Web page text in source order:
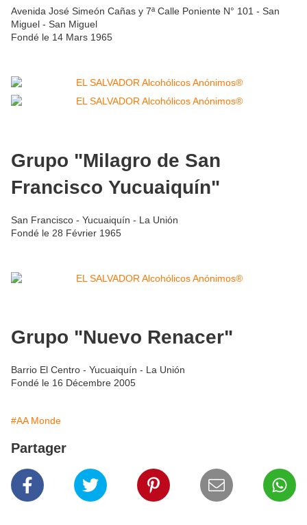
Avenida José Simeón Cañas y 7ª Calle Poniente N° 101 - San
Miguel - San Miguel
Fondé le 14 Mars 1965
Grupo "Milagro de San
Francisco Yucuaiquín"
San Francisco - Yucuaiquín - La Unión
Fondé le 28 Février 1965
Grupo "Nuevo Renacer"
Barrio El Centro - Yucuaiquín - La Unión
Fondé le 16 Décembre 2005
#AA Monde
Partager